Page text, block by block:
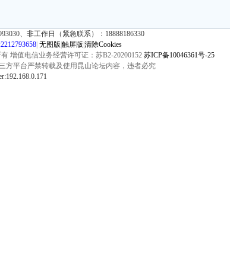
、非工作日（紧急联系）：18888186330
| 无图版 触屏版 清除Cookies
增值电信业务经营许可证：苏B2-20200152 苏ICP备10046361号-25
方平台严禁转载及使用昆山论坛内容，违者必究